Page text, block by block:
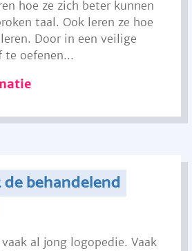
hoe ze zich beter kunnen
taal. Ook leren ze hoe
Door in een veilige
te oefenen...
behandelend
al jong logopedie. Vaak